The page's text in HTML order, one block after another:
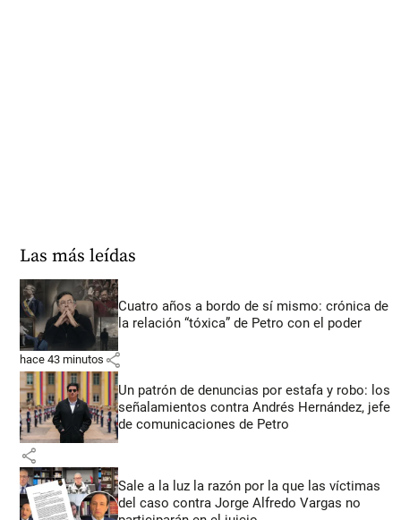
Las más leídas
Cuatro años a bordo de sí mismo: crónica de
la relación “tóxica” de Petro con el poder
hace 43 minutos share
Un patrón de denuncias por estafa y robo: los
señalamientos contra Andrés Hernández, jefe
de comunicaciones de Petro
share
Sale a la luz la razón por la que las víctimas
del caso contra Jorge Alfredo Vargas no